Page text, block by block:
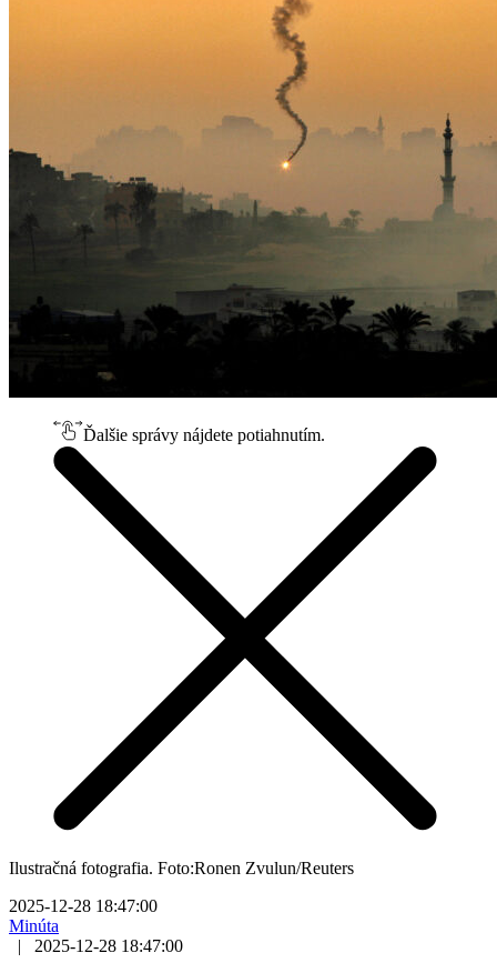
Ďalšie správy nájdete potiahnutím.
Ilustračná fotografia. Foto:Ronen Zvulun/Reuters
2025-12-28 18:47:00
Minúta
|
2025-12-28 18:47:00